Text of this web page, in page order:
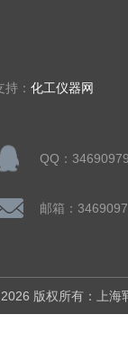
： 化工仪器网
QQ：
邮箱：
版权所有：上